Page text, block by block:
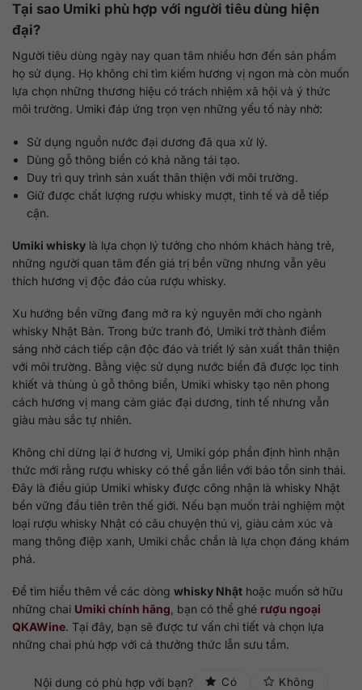
Tại sao Umiki phù hợp với người tiêu dùng hiện
đại?
Người tiêu dùng ngày nay quan tâm nhiều hơn đến sản phẩm
họ sử dụng. Họ không chỉ tìm kiếm hương vị ngon mà còn muốn
lựa chọn những thương hiệu có trách nhiệm xã hội và ý thức
môi trường. Umiki đáp ứng trọn vẹn những yếu tố này nhờ:
Sử dụng nguồn nước đại dương đã qua xử lý.
Dùng gỗ thông biển có khả năng tái tạo.
Duy trì quy trình sản xuất thân thiện với môi trường.
Giữ được chất lượng rượu whisky mượt, tinh tế và dễ tiếp
cận.
Umiki whisky là lựa chọn lý tưởng cho nhóm khách hàng trẻ,
những người quan tâm đến giá trị bền vững nhưng vẫn yêu
thích hương vị độc đáo của rượu whisky.
Xu hướng bền vững đang mở ra kỷ nguyên mới cho ngành
whisky Nhật Bản. Trong bức tranh đó, Umiki trở thành điểm
sáng nhờ cách tiếp cận độc đáo và triết lý sản xuất thân thiện
với môi trường. Bằng việc sử dụng nước biển đã được lọc tinh
khiết và thùng ủ gỗ thông biển, Umiki whisky tạo nên phong
cách hương vị mang cảm giác đại dương, tinh tế nhưng vẫn
giàu màu sắc tự nhiên.
Không chỉ dừng lại ở hương vị, Umiki góp phần định hình nhận
thức mới rằng rượu whisky có thể gắn liền với bảo tồn sinh thái.
Đây là điều giúp Umiki whisky được công nhận là whisky Nhật
bền vững đầu tiên trên thế giới. Nếu bạn muốn trải nghiệm một
loại rượu whisky Nhật có câu chuyện thú vị, giàu cảm xúc và
mang thông điệp xanh, Umiki chắc chắn là lựa chọn đáng khám
phá.
Để tìm hiểu thêm về các dòng whisky Nhật hoặc muốn sở hữu
những chai Umiki chính hãng , bạn có thể ghé rượu ngoại
QKAWine. Tại đây, bạn sẽ được tư vấn chi tiết và chọn lựa
những chai phù hợp với cả thưởng thức lẫn sưu tầm.
Nội dung có phù hợp với bạn? Có Không